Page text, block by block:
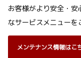
お客様がより安全・
なサービスメニューを
メンテナンス情報はこ